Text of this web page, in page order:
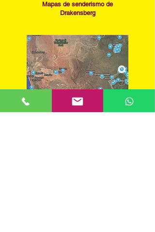
​Mapas de senderismo de
Drakensberg